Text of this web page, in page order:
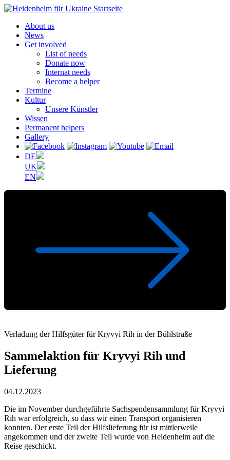
About us
News
Get involved
List of needs
Donate now
Internat needs
Become a helper
Termine
Kultur
Unsere Künstler
Wissen
Permanent helpers
Gallery
DE
UK
EN
Verladung der Hilfsgüter für Kryvyi Rih in der Bühlstraße
Sammelaktion für Kryvyi Rih und
Lieferung
04.12.2023
Die im November durchgeführte Sachspendensammlung für Kryvyi
Rih war erfolgreich, so dass wir einen Transport organisieren
konnten. Der erste Teil der Hilfslieferung für ist mittlerweile
angekommen und der zweite Teil wurde von Heidenheim auf die
Reise geschickt.